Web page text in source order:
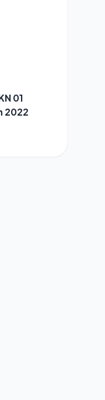
01
2022